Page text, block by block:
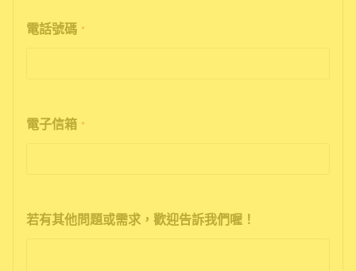
電話號碼 *
電子信箱 *
若有其他問題或需求，歡迎告訴我們喔！